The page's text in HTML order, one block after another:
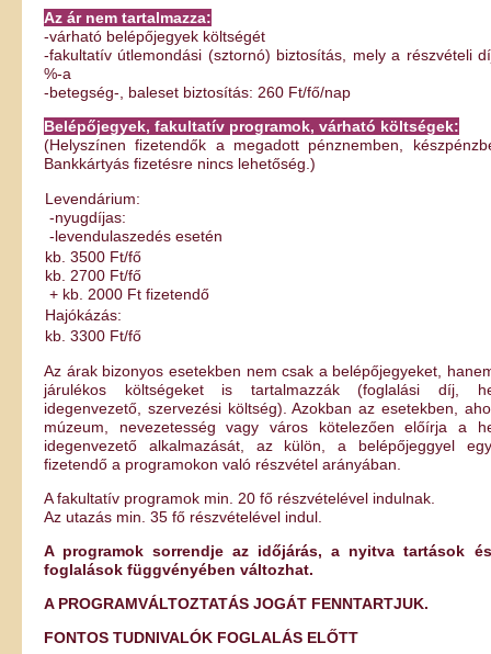
Az ár nem tartalmazza:
-várható belépőjegyek költségét
-fakultatív útlemondási (sztornó) biztosítás, mely a részvételi
%-a
-betegség-, baleset biztosítás: 260 Ft/fő/nap
Belépőjegyek, fakultatív programok, várható költségek:
(Helyszínen fizetendők a megadott pénznemben,
Bankkártyás fizetésre nincs lehetőség.)
Levendárium:
-nyugdíjas:
-levendulaszedés esetén
kb. 3500 Ft/fő
kb. 2700 Ft/fő
+ kb. 2000 Ft fizetendő
Hajókázás:
kb. 3300 Ft/fő
Az árak bizonyos esetekben nem csak a belépőjegyeket,
járulékos költségeket is tartalmazzák (foglalási díj,
idegenvezető, szervezési költség). Azokban az esetekben,
múzeum, nevezetesség vagy város kötelezően előírja a
idegenvezető alkalmazását, az külön, a belépőjeggyel
fizetendő a programokon való részvétel arányában.
A fakultatív programok min. 20 fő részvételével indulnak.
Az utazás min. 35 fő részvételével indul.
A programok sorrendje az időjárás, a nyitva tartások
foglalások függvényében változhat.
A PROGRAMVÁLTOZTATÁS JOGÁT FENNTARTJUK.
FONTOS TUDNIVALÓK FOGLALÁS ELŐTT